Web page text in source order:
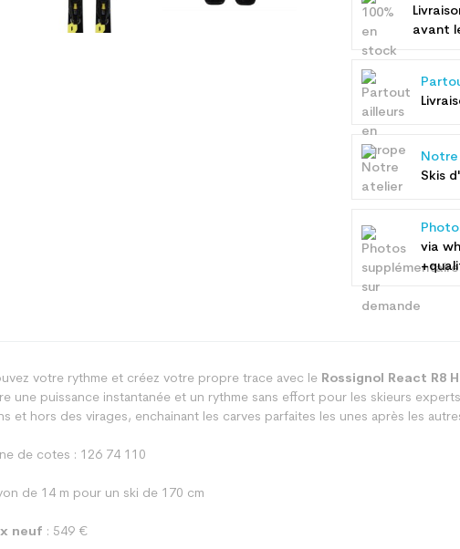
avant
Skis
via
votre rythme et créez votre propre trace avec le Rossignol React R8
une puissance instantanée et un rythme sans effort pour les skieurs
et hors des virages, enchainant les carves parfaites les unes après les
de cotes : 126 74 110
de 14 m pour un ski de 170 cm
neuf : 549 €